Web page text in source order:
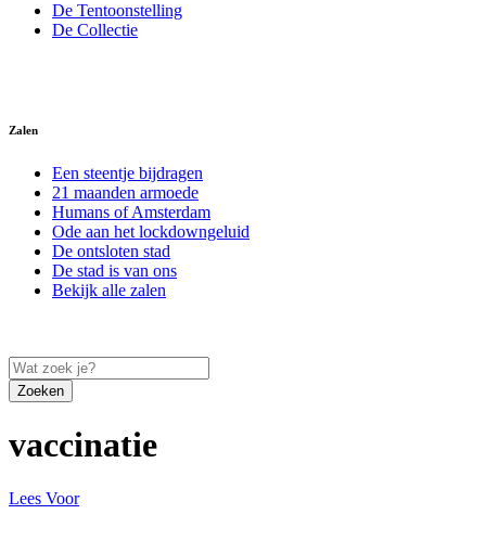
De Tentoonstelling
De Collectie
Zalen
Een steentje bijdragen
21 maanden armoede
Humans of Amsterdam
Ode aan het lockdowngeluid
De ontsloten stad
De stad is van ons
Bekijk alle zalen
Zoeken
vaccinatie
Lees Voor